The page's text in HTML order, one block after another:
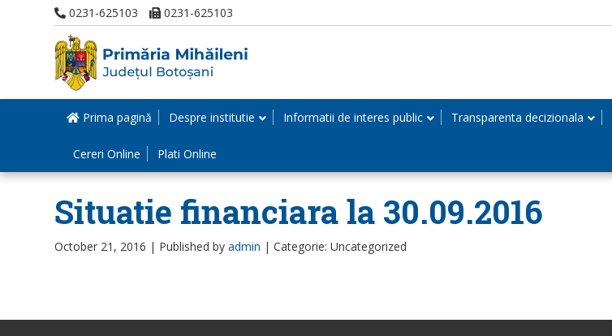
0231-625103 0231-625103
Prima pagină Despre institutie Informatii de interes public Transparenta decizionala
Cereri Online Plati Online
Situatie financiara la 30.09.2016
October 21, 2016 | Published by admin | Categorie: Uncategorized